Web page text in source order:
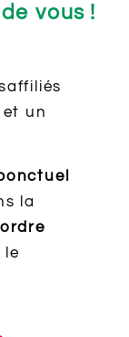
vous !
un
la
ordre
le